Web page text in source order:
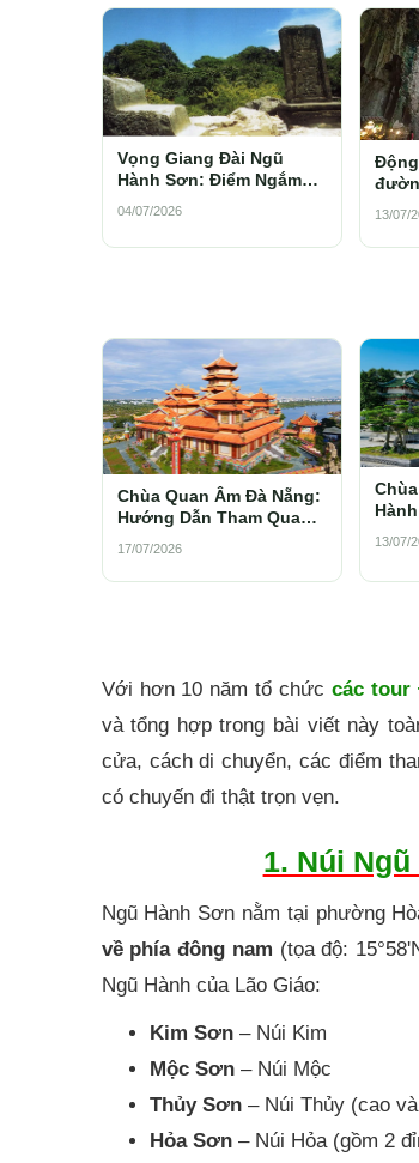
Vọng Giang Đài Ngũ
Hành Sơn: Điểm Ngắm
04/07/2026
và
13/07/
Chùa Quan Âm Đà Nẵng:
Hướng Dẫn Tham Quan
17/07/2026 13/07/
Với hơn 10 năm tổ chứccác tour
và tổng hợp trong bài viết này
cửa, cách di chuyển, các điểm
có chuyến đi thật trọn vẹn.
1. Núi
Ngũ Hành Sơn nằm tại phường
về phía đông nam (tọa độ:
Ngũ Hành của Lão Giáo:
Kim Sơn– Núi Kim
Mộc Sơn– Núi Mộc
Thủy Sơn– Núi Thủy (cao
Hỏa Sơn– Núi Hỏa (gồm 2